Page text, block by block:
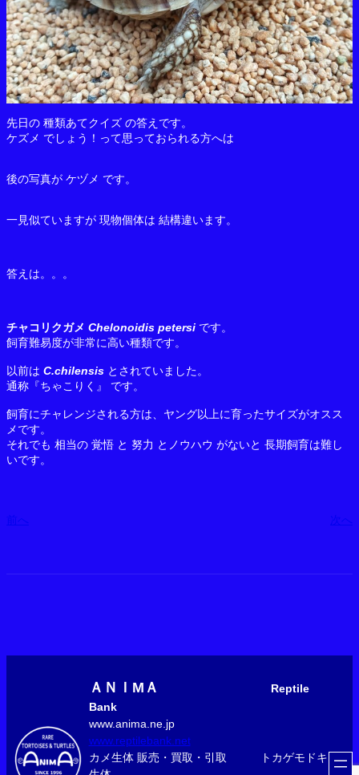
先日の 種類あてクイズ の答えです。
ケズメ でしょう！って思っておられる方へは
後の写真が ケヅメ です。
一見似ていますが 現物個体は 結構違います。
答えは。。。
チャコリクガメ Chelonoidis petersi です。
飼育難易度が非常に高い種類です。
以前は C.chilensis とされていました。
通称『ちゃこりく』 です。
飼育にチャレンジされる方は、ヤング以上に育ったサイズがオスス
メです。
それでも 相当の 覚悟 と 努力 とノウハウ がないと 長期飼育は難し
いです。
前へ 次へ
ＡＮＩМＡ
Reptile
Bank
www.anima.ne.jp
www.reptilebank.net
カメ生体 販売・買取・引取 トカゲモドキ